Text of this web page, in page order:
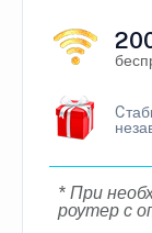
* При
роутер с